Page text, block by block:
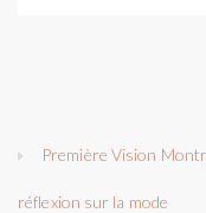
Première Vision
réflexion sur la mode